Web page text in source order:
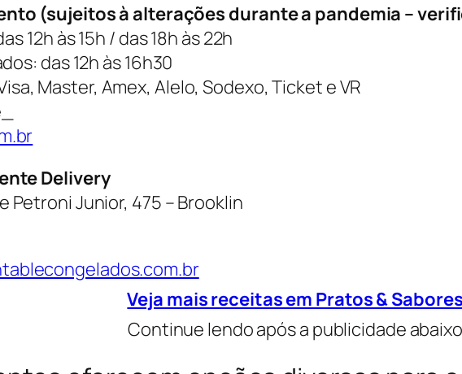
(sujeitos à alterações durante a pandemia –
12h às 15h / das 18h às 22h
das 12h às 16h30
Master, Amex, Alelo, Sodexo, Ticket e VR
Delivery
Petroni Junior, 475 – Brooklin
Veja mais receitas em Pratos & Sabores
Continue lendo após a publicidade abaixo